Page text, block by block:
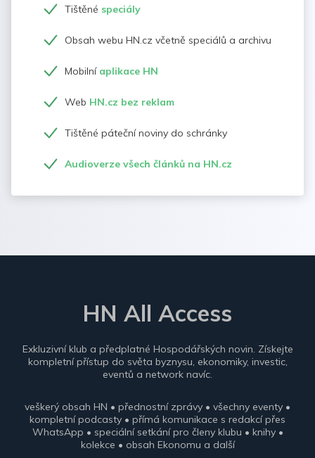
Tištěné speciály
Obsah webu HN.cz včetně speciálů a archivu
Mobilní aplikace HN
Web HN.cz bez reklam
Tištěné páteční noviny do schránky
Audioverze všech článků na HN.cz
HN All Access
Exkluzivní klub a předplatné Hospodářských novin. Získejte
kompletní přístup do světa byznysu, ekonomiky, investic,
eventů a network navíc.
veškerý obsah HN • přednostní zprávy • všechny eventy •
kompletní podcasty • přímá komunikace s redakcí přes
WhatsApp • speciální setkání pro členy klubu • knihy •
kolekce • obsah Ekonomu a další